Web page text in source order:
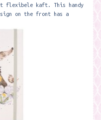
flexibele kaft. This handy
on the front has a